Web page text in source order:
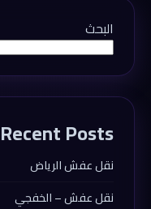
البحث
Recent Posts
نقل عفش الرياض
نقل عفش – الخفجي